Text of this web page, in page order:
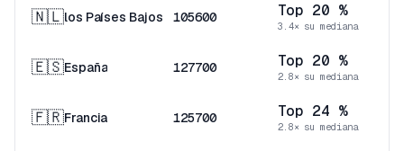
🇳🇱los Países Bajos 105600 Top 20 %
3.4× su mediana
🇪🇸España 127700 Top 20 %
2.8× su mediana
🇫🇷Francia 125700 Top 24 %
2.8× su mediana